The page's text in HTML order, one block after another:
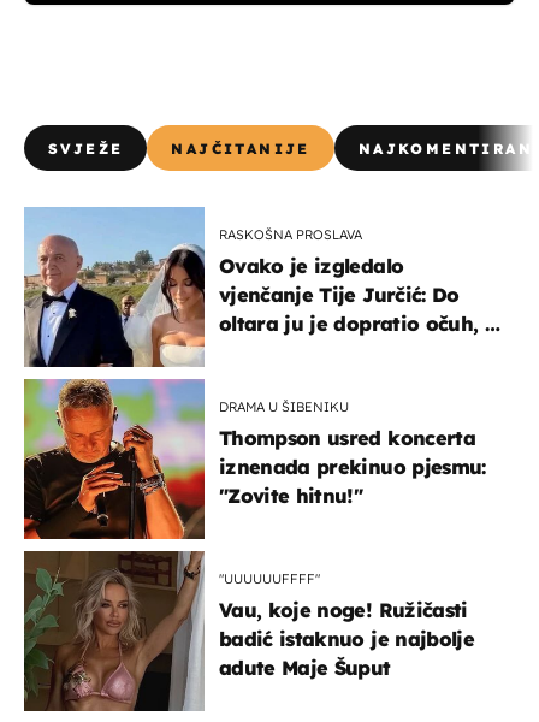
SVJEŽE NAJČITANIJE
RASKOŠNA PROSLAVA
Ovako je izgledalo
vjenčanje Tije Jurčić: Do
oltara ju je dopratio očuh, a
DRAMA U ŠIBENIKU
Thompson usred koncerta
iznenada prekinuo pjesmu:
"Zovite hitnu!"
"UUUUUUFFFF"
Vau, koje noge! Ružičasti
badić istaknuo je najbolje
adute Maje Šuput